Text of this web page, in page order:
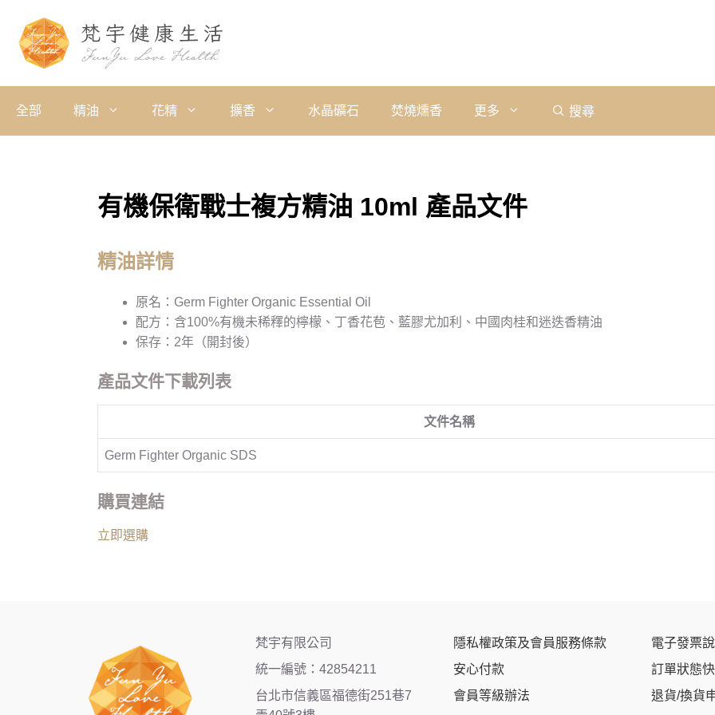
全部 精油 花精 擴香 水晶礦石 焚燒燻香 更多 搜尋
有機保衛戰士複方精油 10ml 產品文件
精油詳情
原名：Germ Fighter Organic Essential Oil
配方：含100%有機未稀釋的檸檬、丁香花苞、藍膠尤加利、中國肉桂和迷迭香精油
保存：2年（開封後）
產品文件下載列表
文件名稱
Germ Fighter Organic SDS
購買連結
立即選購
梵宇有限公司
統一編號：42854211
台北市信義區福德街251巷7
隱私權政策及會員服務條款
安心付款
會員等級辦法
電子發票
訂單狀態
退貨/換貨